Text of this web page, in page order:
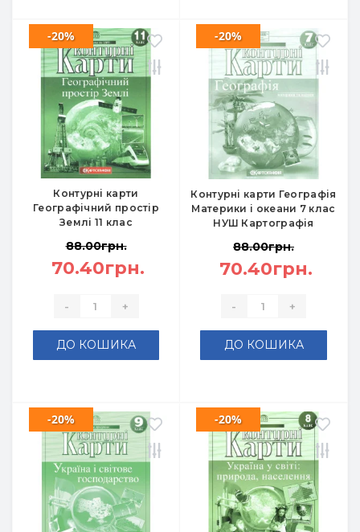
Контурні карти
Географічний простір
Землі 11 клас
-20%
88.00грн.
70.40грн.
- +
ДО КОШИКА
Контурні карти Географія
Материки і океани 7 клас
НУШ Картографія
-20%
88.00грн.
70.40грн.
- +
ДО КОШИКА
-20% -20%